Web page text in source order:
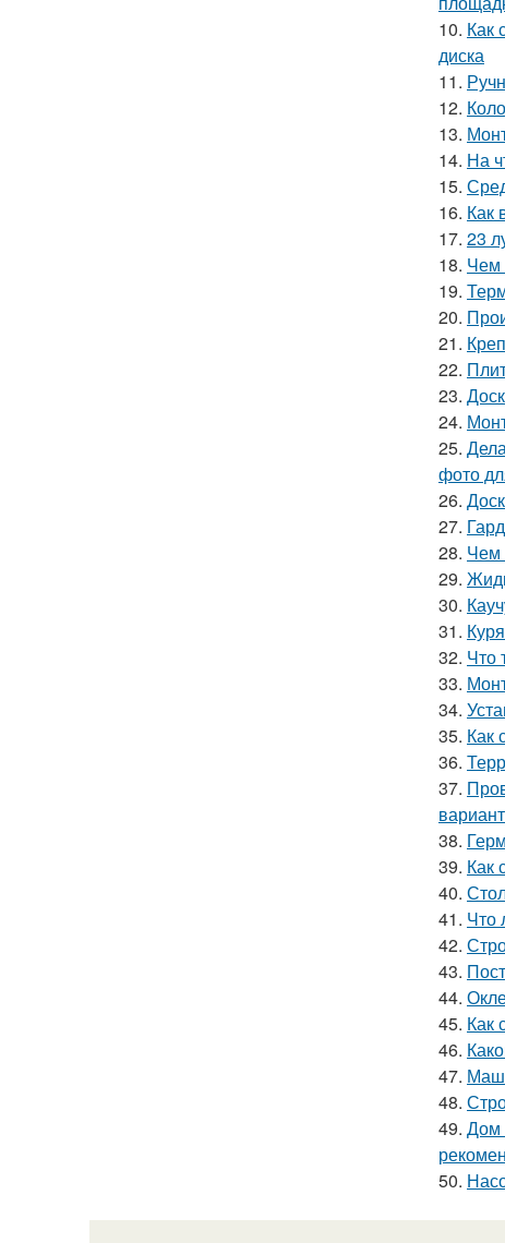
10. Как
диска
11.
12.
13.
14. На
15.
16. Как
17. 23
18. Чем
19.
20.
21.
22.
23.
24.
25.
фото
26.
27.
28. Чем
29.
30.
31.
32. Что
33.
34.
35. Как
36.
37.
38.
39. Как
40.
41. Что
42.
43.
44.
45. Как
46.
47.
48.
49. Дом
50.